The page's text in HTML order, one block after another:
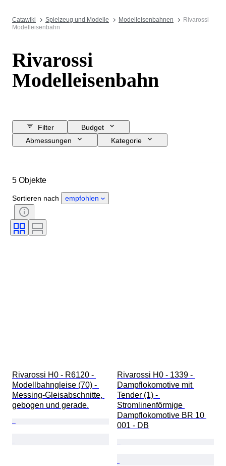
Catawiki Spielzeug und Modelle Modelleisenbahnen
Rivarossi
Modelleisenbahn
Rivarossi
Modelleisenbahn
Filter
Budget
Abmessungen
Kategorie
Zustand
Stromversorgung
Eisenbahngesellschaft
5 Objekte
Sortieren nach empfohlen
Rivarossi H0 - R6120 -
Modellbahngleise (70) -
Messing-Gleisabschnitte,
gebogen und gerade.
Rivarossi H0 - 1339 -
Dampflokomotive mit
Tender (1) -
Stromlinenförmige
Dampflokomotive BR 10
001 - DB